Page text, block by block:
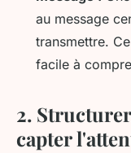
au message
transmettre.
facile à
2.
capter